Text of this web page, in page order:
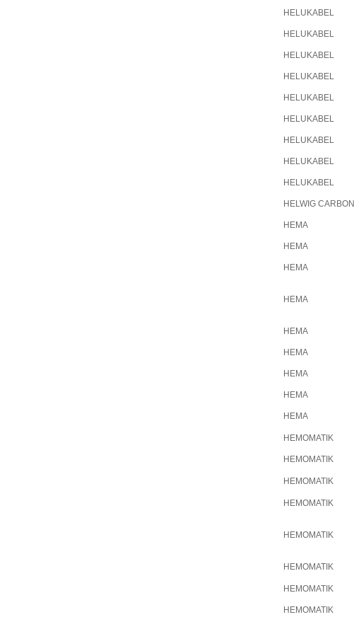
HELUKABEL
HELUKABEL
HELUKABEL
HELUKABEL
HELUKABEL
HELUKABEL
HELUKABEL
HELUKABEL
HELUKABEL
HELWIG CARBON
HEMA
HEMA
HEMA
HEMA
HEMA
HEMA
HEMA
HEMA
HEMA
HEMOMATIK
HEMOMATIK
HEMOMATIK
HEMOMATIK
HEMOMATIK
HEMOMATIK
HEMOMATIK
HEMOMATIK